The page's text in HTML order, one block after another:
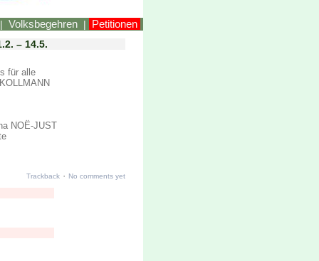
| Volksbegehren | Petitionen
– 14.5.
für alle
NOË-JUST
Trackback · No comments yet